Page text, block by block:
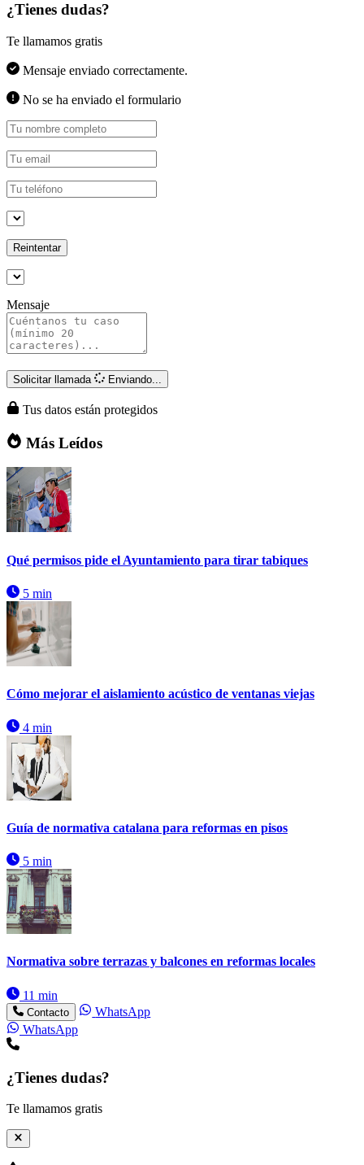
¿Tienes dudas?
Te llamamos gratis
Mensaje enviado correctamente.
No se ha enviado el formulario
Reintentar
Mensaje
Solicitar llamada Enviando...
Tus datos están protegidos
Más Leídos
Qué permisos pide el Ayuntamiento para tirar tabiques
5 min
Cómo mejorar el aislamiento acústico de ventanas viejas
4 min
Guía de normativa catalana para reformas en pisos
5 min
Normativa sobre terrazas y balcones en reformas locales
11 min
Contacto
WhatsApp
WhatsApp
¿Tienes dudas?
Te llamamos gratis